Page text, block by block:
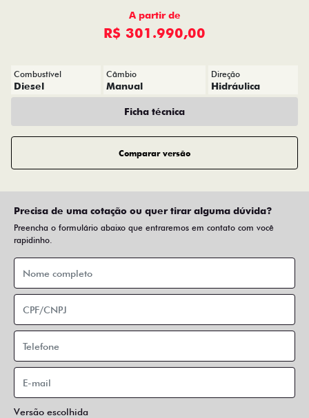
A partir de
R$ 301.990,00
Combustível
Diesel
Câmbio
Manual
Direção
Hidráulica
Ficha técnica
Comparar versão
Precisa de uma cotação ou quer tirar alguma dúvida?
Preencha o formulário abaixo que entraremos em contato com você
rapidinho.
Versão escolhida